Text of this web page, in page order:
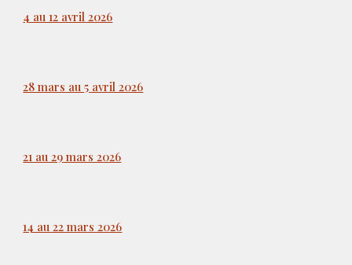
4 au 12 avril 2026
28 mars au 5 avril 2026
21 au 29 mars 2026
14 au 22 mars 2026